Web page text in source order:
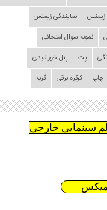
زیمنس
نمایندگی زیمنس
نمونه سوال امتحانی
پت
پنل خورشیدی
چاپ کرکره برقی گربه
سینمایی خارجی